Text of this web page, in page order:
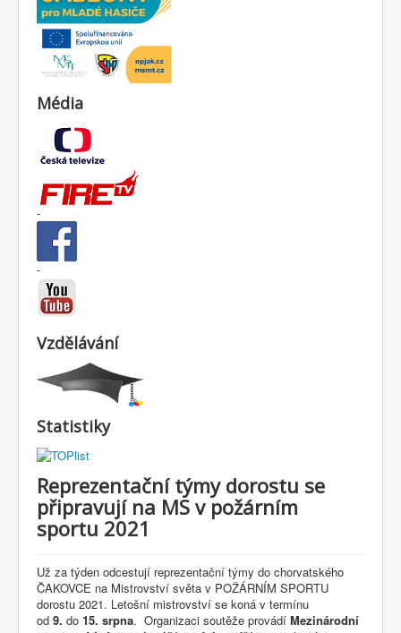
Média
-
-
Vzdělávání
Statistiky
Reprezentační týmy dorostu se
připravují na MS v požárním
sportu 2021
Už za týden odcestují reprezentační týmy do chorvatského
ČAKOVCE na Mistrovství světa v POŽÁRNÍM SPORTU
dorostu 2021. Letošní mistrovství se koná v termínu
od 9. do 15. srpna. Organizaci soutěže provádí Mezinárodní